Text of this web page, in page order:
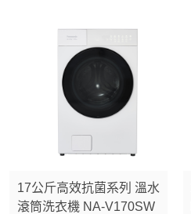
17公斤高效抗菌系列 溫水
滾筒洗衣機 NA-V170SW